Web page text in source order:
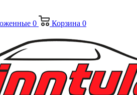
0 Корзина 0